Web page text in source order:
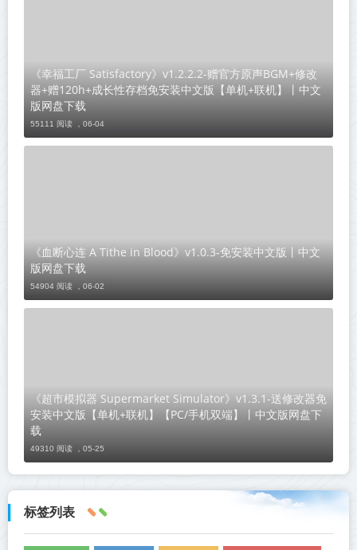
《幸福工厂 Satisfactory》v1.2.2.2-赠官方原声BGM+修改
器+赠120h+成长性存档免安装中文版【单机+联机】丨中文
版网盘下载
55111 阅读 ， 06-04
《血断心连 A Tithe in Blood》v1.0.3-免安装中文版丨中文
版网盘下载
54904 阅读 ， 06-02
《超市模拟器 Supermarket Simulator》v1.3.1-送修改器免
安装中文版【单机+联机】【PC/手机双端】丨中文版网盘下
载
49310 阅读 ， 05-25
标签列表